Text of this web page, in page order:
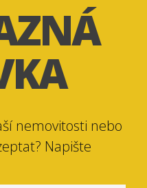
nemovitosti nebo
Napište